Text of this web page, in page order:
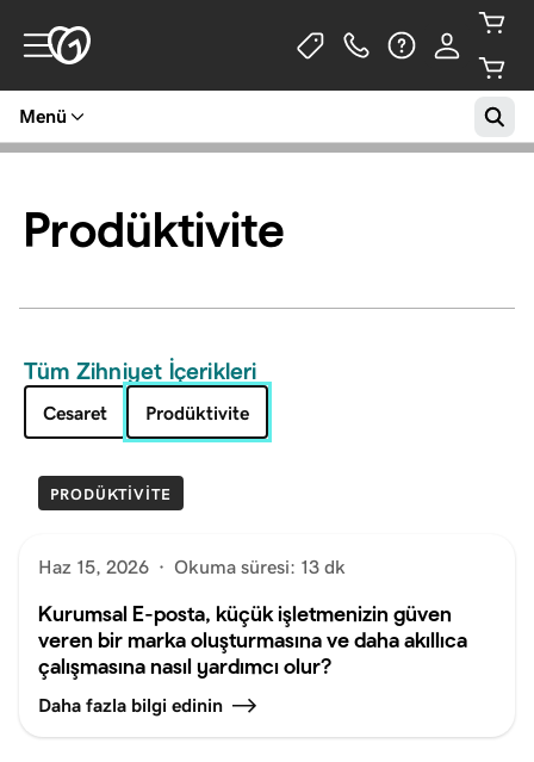
Menü
Prodüktivite
Tüm Zihniyet İçerikleri
Cesaret Prodüktivite
PRODÜKTIVITE
Haz 15, 2026 · Okuma süresi: 13 dk
Kurumsal E‑posta, küçük işletmenizin güven
veren bir marka oluşturmasına ve daha akıllıca
çalışmasına nasıl yardımcı olur?
Daha fazla bilgi edinin